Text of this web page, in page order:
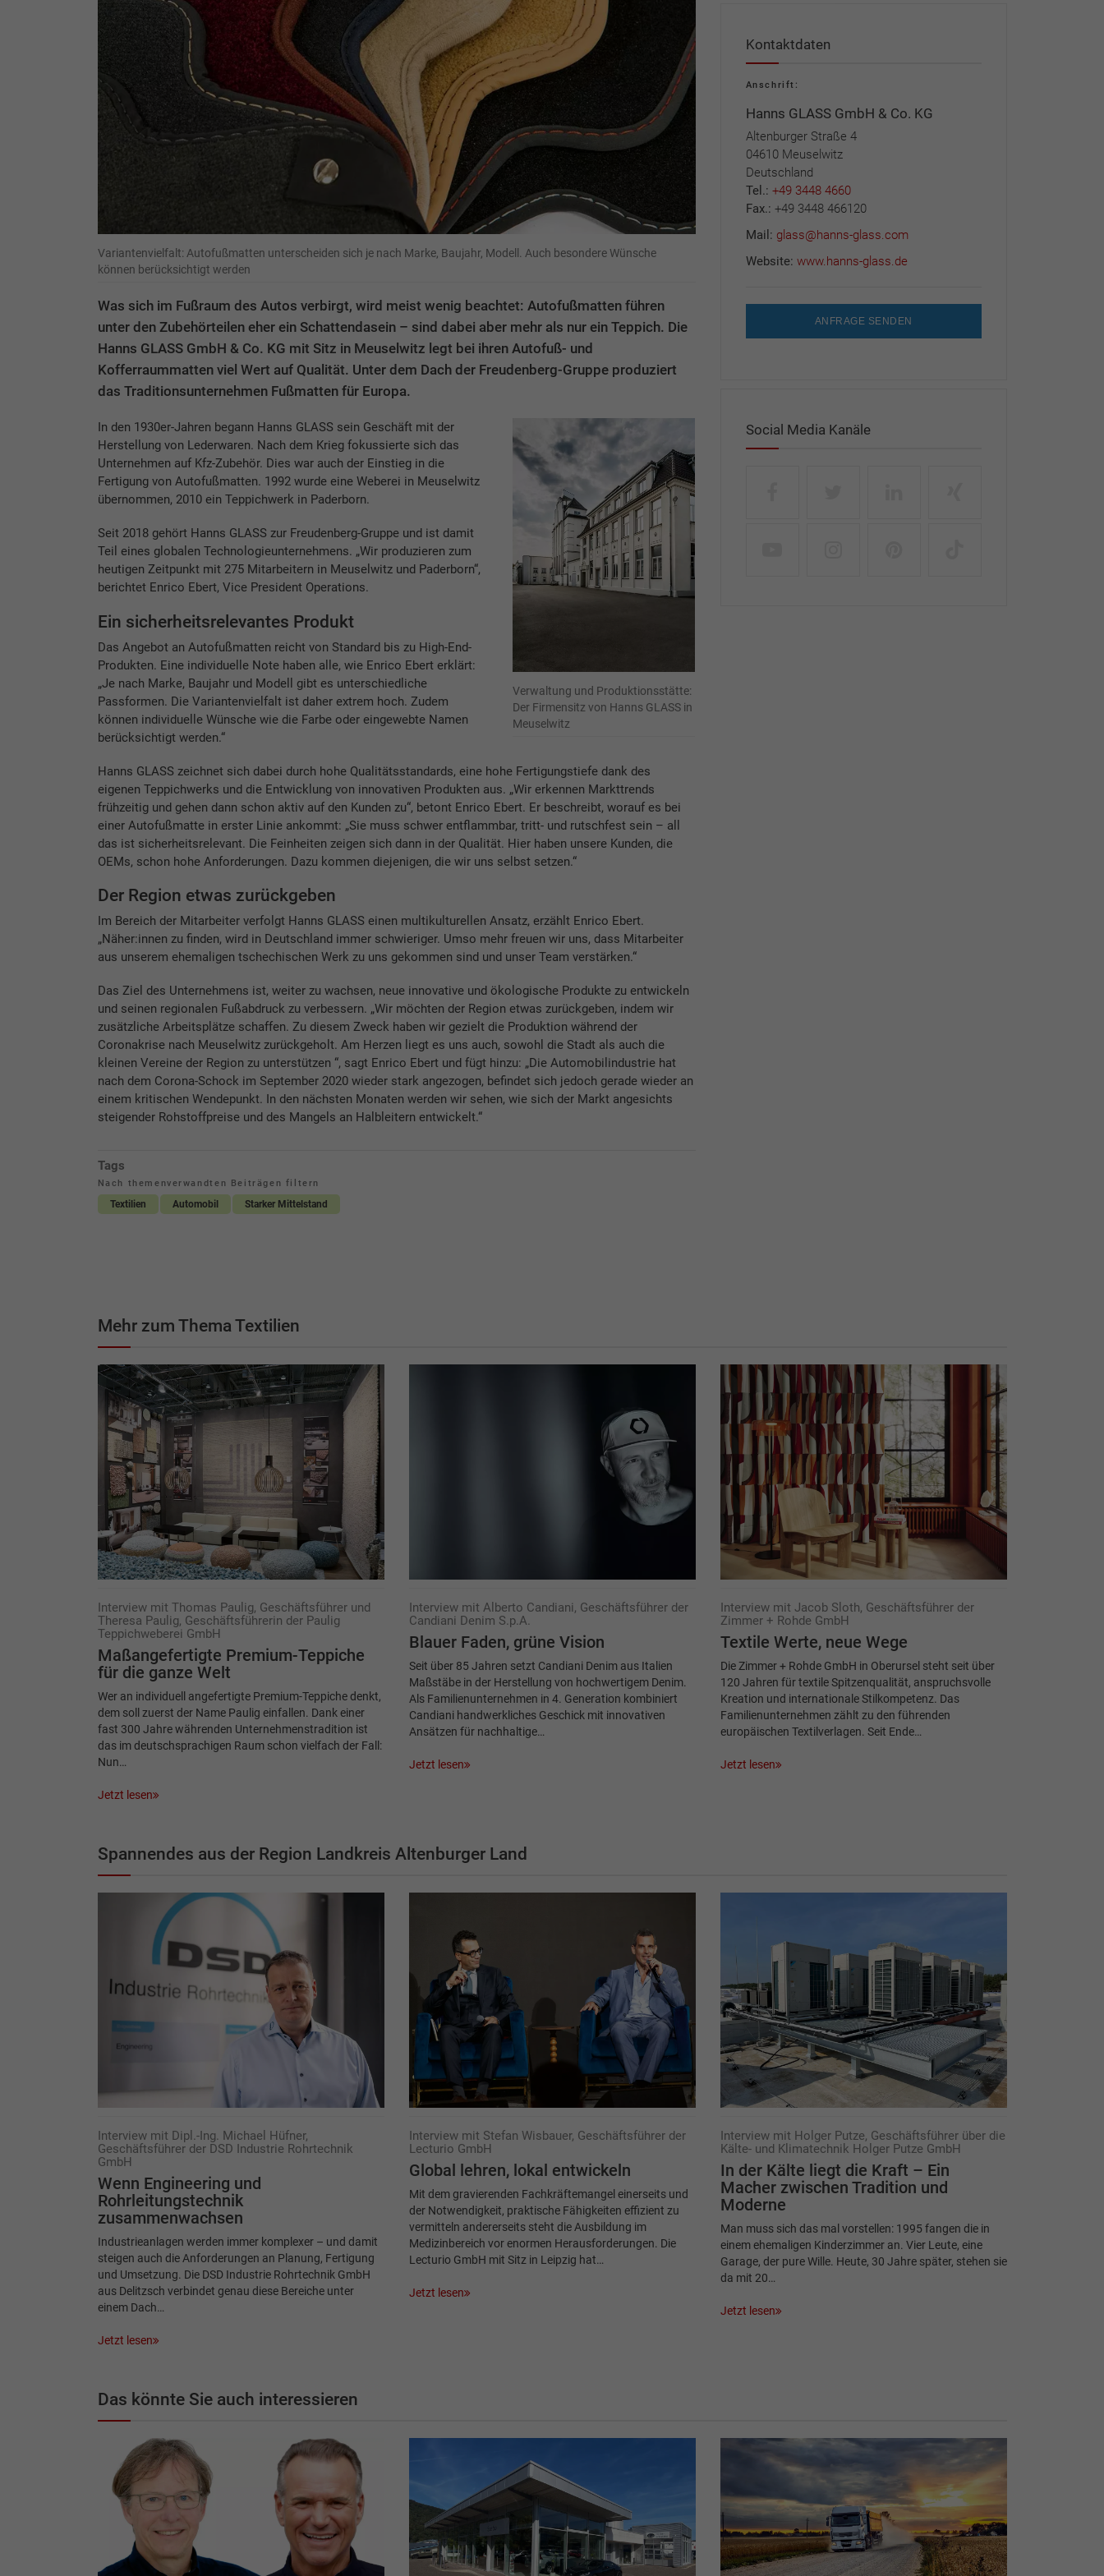
Variantenvielfalt: Autofußmatten unterscheiden sich je nach Marke, Baujahr, Modell. Auch besondere Wünsche
können berücksichtigt werden
Was sich im Fußraum des Autos verbirgt, wird meist wenig beachtet: Autofußmatten führen
unter den Zubehörteilen eher ein Schattendasein – sind dabei aber mehr als nur ein Teppich. Die
Hanns GLASS GmbH & Co. KG mit Sitz in Meuselwitz legt bei ihren Autofuß- und
Kofferraummatten viel Wert auf Qualität. Unter dem Dach der Freudenberg-Gruppe produziert
das Traditionsunternehmen Fußmatten für Europa.
In den 1930er-Jahren begann Hanns GLASS sein Geschäft mit der
Herstellung von Lederwaren. Nach dem Krieg fokussierte sich das
Unternehmen auf Kfz-Zubehör. Dies war auch der Einstieg in die
Fertigung von Autofußmatten. 1992 wurde eine Weberei in Meuselwitz
übernommen, 2010 ein Teppichwerk in Paderborn.
Seit 2018 gehört Hanns GLASS zur Freudenberg-Gruppe und ist damit
Teil eines globalen Technologieunternehmens. „Wir produzieren zum
heutigen Zeitpunkt mit 275 Mitarbeitern in Meuselwitz und Paderborn“,
berichtet Enrico Ebert, Vice President Operations.
Ein sicherheitsrelevantes Produkt
Das Angebot an Autofußmatten reicht von Standard bis zu High-End-
Produkten. Eine individuelle Note haben alle, wie Enrico Ebert erklärt:
„Je nach Marke, Baujahr und Modell gibt es unterschiedliche
Passformen. Die Variantenvielfalt ist daher extrem hoch. Zudem
können individuelle Wünsche wie die Farbe oder eingewebte Namen
berücksichtigt werden.“
Verwaltung und Produktionsstätte:
Der Firmensitz von Hanns GLASS in
Meuselwitz
Hanns GLASS zeichnet sich dabei durch hohe Qualitätsstandards, eine hohe Fertigungstiefe dank des
eigenen Teppichwerks und die Entwicklung von innovativen Produkten aus. „Wir erkennen Markttrends
frühzeitig und gehen dann schon aktiv auf den Kunden zu“, betont Enrico Ebert. Er beschreibt, worauf es bei
einer Autofußmatte in erster Linie ankommt: „Sie muss schwer entflammbar, tritt- und rutschfest sein – all
das ist sicherheitsrelevant. Die Feinheiten zeigen sich dann in der Qualität. Hier haben unsere Kunden, die
OEMs, schon hohe Anforderungen. Dazu kommen diejenigen, die wir uns selbst setzen.“
Der Region etwas zurückgeben
Im Bereich der Mitarbeiter verfolgt Hanns GLASS einen multikulturellen Ansatz, erzählt Enrico Ebert.
„Näher:innen zu finden, wird in Deutschland immer schwieriger. Umso mehr freuen wir uns, dass Mitarbeiter
aus unserem ehemaligen tschechischen Werk zu uns gekommen sind und unser Team verstärken.“
Das Ziel des Unternehmens ist, weiter zu wachsen, neue innovative und ökologische Produkte zu entwickeln
und seinen regionalen Fußabdruck zu verbessern. „Wir möchten der Region etwas zurückgeben, indem wir
zusätzliche Arbeitsplätze schaffen. Zu diesem Zweck haben wir gezielt die Produktion während der
Coronakrise nach Meuselwitz zurückgeholt. Am Herzen liegt es uns auch, sowohl die Stadt als auch die
kleinen Vereine der Region zu unterstützen “, sagt Enrico Ebert und fügt hinzu: „Die Automobilindustrie hat
nach dem Corona-Schock im September 2020 wieder stark angezogen, befindet sich jedoch gerade wieder an
einem kritischen Wendepunkt. In den nächsten Monaten werden wir sehen, wie sich der Markt angesichts
steigender Rohstoffpreise und des Mangels an Halbleitern entwickelt.“
Tags
Nach themenverwandten Beiträgen filtern
Textilien Automobil Starker Mittelstand
Kontaktdaten
Anschrift:
Hanns GLASS GmbH & Co. KG
Altenburger Straße 4
04610 Meuselwitz
Deutschland
Tel.: +49 3448 4660
Fax.: +49 3448 466120
Mail: glass@hanns-glass.com
Website: www.hanns-glass.de
ANFRAGE SENDEN
Social Media Kanäle
Mehr zum Thema Textilien
Interview mit Thomas Paulig, Geschäftsführer und
Theresa Paulig, Geschäftsführerin der Paulig
Teppichweberei GmbH
Maßangefertigte Premium-Teppiche
für die ganze Welt
Wer an individuell angefertigte Premium-Teppiche denkt,
dem soll zuerst der Name Paulig einfallen. Dank einer
fast 300 Jahre währenden Unternehmenstradition ist
das im deutschsprachigen Raum schon vielfach der Fall:
Nun…
Jetzt lesen
Interview mit Alberto Candiani, Geschäftsführer der
Candiani Denim S.p.A.
Blauer Faden, grüne Vision
Seit über 85 Jahren setzt Candiani Denim aus Italien
Maßstäbe in der Herstellung von hochwertigem Denim.
Als Familienunternehmen in 4. Generation kombiniert
Candiani handwerkliches Geschick mit innovativen
Ansätzen für nachhaltige…
Jetzt lesen
Interview mit Jacob Sloth, Geschäftsführer der
Zimmer + Rohde GmbH
Textile Werte, neue Wege
Die Zimmer + Rohde GmbH in Oberursel steht seit über
120 Jahren für textile Spitzenqualität, anspruchsvolle
Kreation und internationale Stilkompetenz. Das
Familienunternehmen zählt zu den führenden
europäischen Textilverlagen. Seit Ende…
Jetzt lesen
Spannendes aus der Region Landkreis Altenburger Land
Interview mit Dipl.-Ing. Michael Hüfner,
Geschäftsführer der DSD Industrie Rohrtechnik
GmbH
Wenn Engineering und
Rohrleitungstechnik
zusammenwachsen
Industrieanlagen werden immer komplexer – und damit
steigen auch die Anforderungen an Planung, Fertigung
und Umsetzung. Die DSD Industrie Rohrtechnik GmbH
aus Delitzsch verbindet genau diese Bereiche unter
einem Dach…
Jetzt lesen
Interview mit Stefan Wisbauer, Geschäftsführer der
Lecturio GmbH
Global lehren, lokal entwickeln
Mit dem gravierenden Fachkräftemangel einerseits und
der Notwendigkeit, praktische Fähigkeiten effizient zu
vermitteln andererseits steht die Ausbildung im
Medizinbereich vor enormen Herausforderungen. Die
Lecturio GmbH mit Sitz in Leipzig hat…
Jetzt lesen
Interview mit Holger Putze, Geschäftsführer über die
Kälte- und Klimatechnik Holger Putze GmbH
In der Kälte liegt die Kraft – Ein
Macher zwischen Tradition und
Moderne
Man muss sich das mal vorstellen: 1995 fangen die in
einem ehemaligen Kinderzimmer an. Vier Leute, eine
Garage, der pure Wille. Heute, 30 Jahre später, stehen sie
da mit 20…
Jetzt lesen
Das könnte Sie auch interessieren